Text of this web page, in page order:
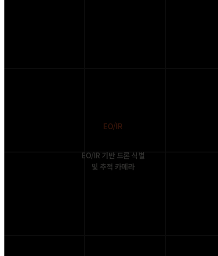
EO/IR
EO/IR 기반 드론 식별
및 추적 카메라